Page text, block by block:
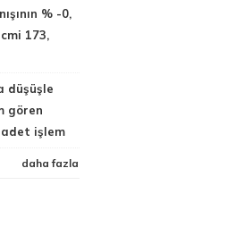
% -0,
173,
düşüşle
gören
adet işlem
daha fazla